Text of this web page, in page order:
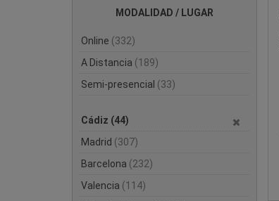
MODALIDAD / LUGAR
Online (332)
A Distancia (189)
Semi-presencial (33)
Cádiz (44)
Madrid (307)
Barcelona (232)
Valencia (114)